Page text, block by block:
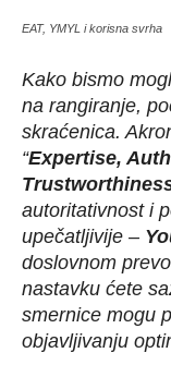
EAT, YMYL i korisna svrha
Kako bismo
na rangiranje,
skraćenica.
“Expertise,
autoritativnost i
upečatljivije –
doslovnom
nastavku ćete
smernice mogu
objavljivanju